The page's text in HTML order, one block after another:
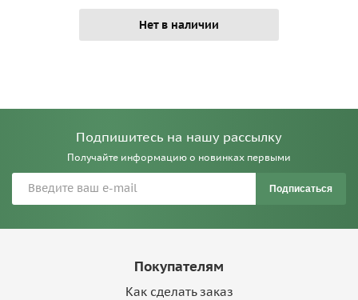
Нет в наличии
Подпишитесь на нашу рассылку
Получайте информацию о новинках первыми
Подписаться
Покупателям
Как сделать заказ